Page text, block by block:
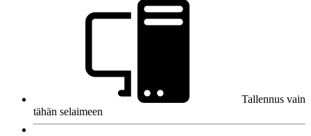
Tallennus vain
tähän selaimeen